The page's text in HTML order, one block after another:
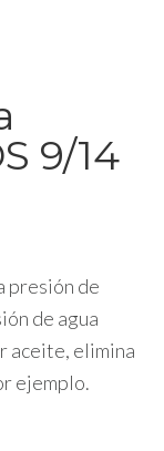
9/14
presión de
de agua
aceite, elimina
ejemplo.